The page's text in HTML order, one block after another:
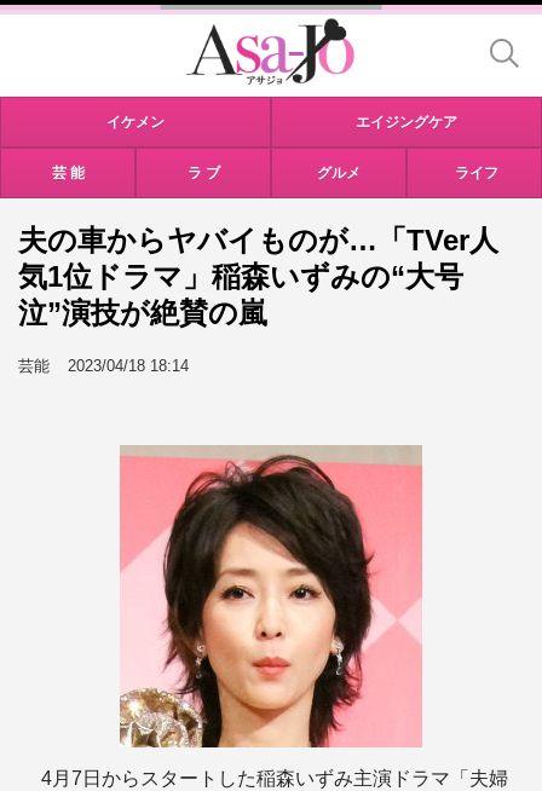
イケメン エイジングケア
芸 能 ラ ブ グルメ ライフ
夫の車からヤバイものが…「TVer人
気1位ドラマ」稲森いずみの“大号
泣”演技が絶賛の嵐
芸能 2023/04/18 18:14
4月7日からスタートした稲森いずみ主演ドラマ「夫婦